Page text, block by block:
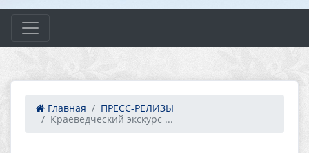
Главная
ПРЕСС-РЕЛИЗЫ
Краеведческий экскурс ...